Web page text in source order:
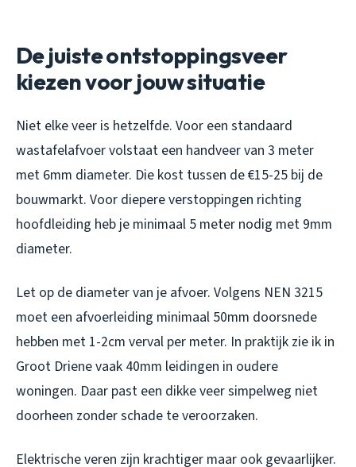
De juiste ontstoppingsveer
kiezen voor jouw situatie
Niet elke veer is hetzelfde. Voor een standaard
wastafelafvoer volstaat een handveer van 3 meter
met 6mm diameter. Die kost tussen de €15-25 bij de
bouwmarkt. Voor diepere verstoppingen richting
hoofdleiding heb je minimaal 5 meter nodig met 9mm
diameter.
Let op de diameter van je afvoer. Volgens NEN 3215
moet een afvoerleiding minimaal 50mm doorsnede
hebben met 1-2cm verval per meter. In praktijk zie ik in
Groot Driene vaak 40mm leidingen in oudere
woningen. Daar past een dikke veer simpelweg niet
doorheen zonder schade te veroorzaken.
Elektrische veren zijn krachtiger maar ook gevaarlijker.